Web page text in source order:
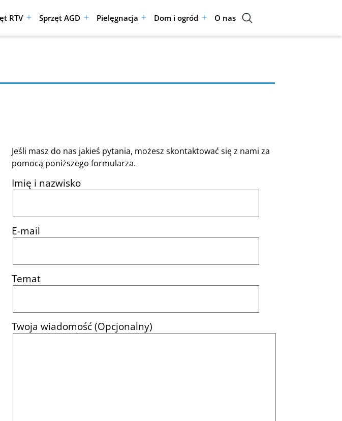
RTV Rozwiń
menu
Sprzęt AGD Rozwiń
menu
Pielęgnacja Rozwiń
menu
Dom i ogród Rozwiń
menu
O nas
Jeśli masz do nas jakieś pytania, możesz skontaktować się z nami za
pomocą poniższego formularza.
Imię i nazwisko
E-mail
Temat
Twoja wiadomość (Opcjonalny)